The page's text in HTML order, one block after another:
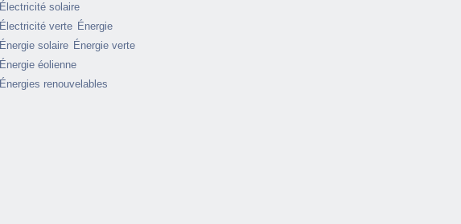
Électricité solaire
Électricité verte Énergie
Énergie solaire Énergie verte
Énergie éolienne
Énergies renouvelables